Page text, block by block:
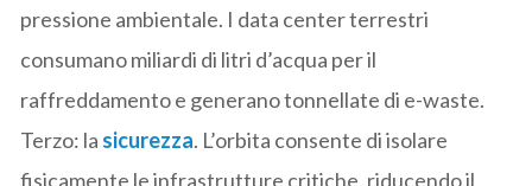
pressione ambientale. I data center terrestri
consumano miliardi di litri d’acqua per il
raffreddamento e generano tonnellate di e-waste.
Terzo: la sicurezza. L’orbita consente di isolare
fisicamente le infrastrutture critiche, riducendo il